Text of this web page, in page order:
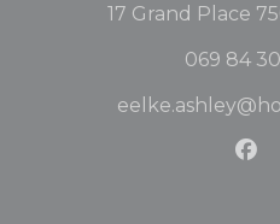
17 Grand Place
069 84